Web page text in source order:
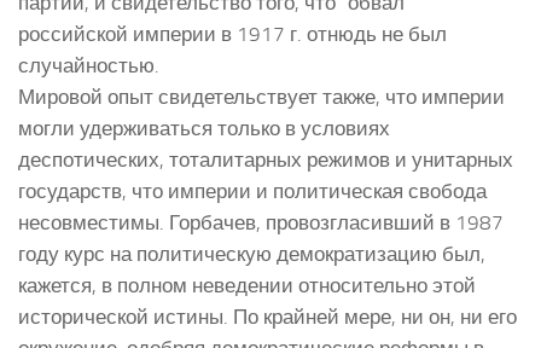
российской империи в 1917 г. отнюдь не был
случайностью.
Мировой опыт свидетельствует также, что империи
могли удерживаться только в условиях
деспотических, тоталитарных режимов и унитарных
государств, что империи и политическая свобода
несовместимы. Горбачев, провозгласивший в 1987
году курс на политическую демократизацию был,
кажется, в полном неведении относительно этой
исторической истины. По крайней мере, ни он, ни его